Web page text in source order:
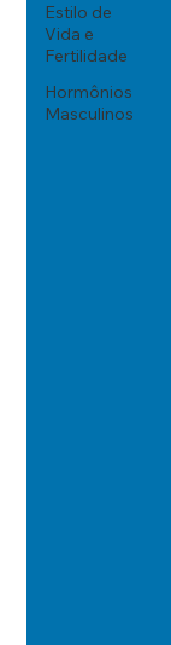
Estilo de
Vida e
Fertilidade
Hormônios
Masculinos